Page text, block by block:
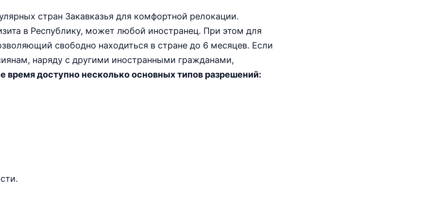
стран Закавказья для комфортной релокации.
в Республику, может любой иностранец. При этом для
свободно находиться в стране до 6 месяцев. Если
наряду с другими иностранными гражданами,
время доступно несколько основных типов разрешений: